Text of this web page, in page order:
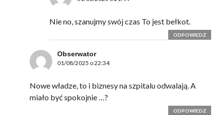
Nie no, szanujmy swój czas To jest bełkot.
ODPOWIEDZ
Obserwator
01/08/2025 o 22:34
Nowe władze, to i biznesy na szpitalu odwalają. A
miało być spokojnie …?
ODPOWIEDZ